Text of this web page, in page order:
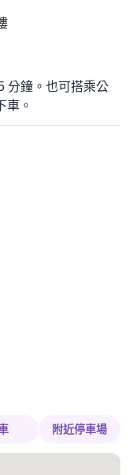
分鐘。也可搭乘公
車。
附近停車場